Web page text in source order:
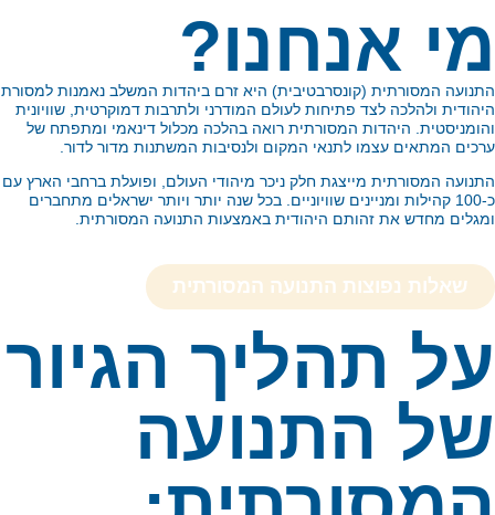
אנחנו?
המסורתית (קונסרבטיבית) היא זרם ביהדות המשלב נאמנות למסורת
ולהלכה לצד פתיחות לעולם המודרני ולתרבות דמוקרטית, שוויונית
היהדות המסורתית רואה בהלכה מכלול דינאמי ומתפתח של
המתאים עצמו לתנאי המקום ולנסיבות המשתנות מדור לדור.
המסורתית מייצגת חלק ניכר מיהודי העולם, ופועלת ברחבי הארץ עם
כ-100 קהילות ומניינים שוויוניים. בכל שנה יותר ויותר ישראלים מתחברים
מחדש את זהותם היהודית באמצעות התנועה המסורתית.
שאלות נפוצות התנועה המסורתית
תהליך הגיור
התנועה